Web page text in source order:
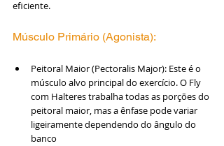
eficiente.
Músculo Primário (Agonista):
Peitoral Maior (Pectoralis Major): Este é o
músculo alvo principal do exercício. O Fly
com Halteres trabalha todas as porções do
peitoral maior, mas a ênfase pode variar
ligeiramente dependendo do ângulo do
banco